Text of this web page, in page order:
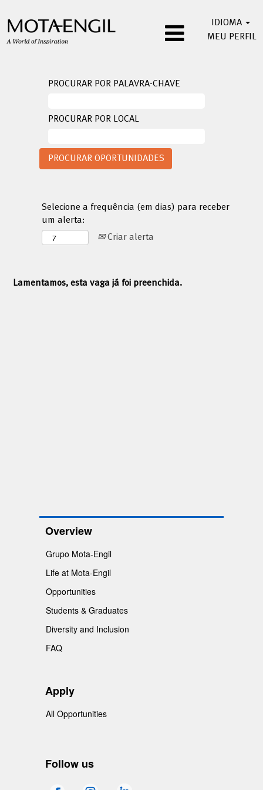
IDIOMA
MEU PERFIL
PROCURAR POR PALAVRA-CHAVE
PROCURAR POR LOCAL
Selecione a frequência (em dias) para receber
um alerta:
Criar alerta
Lamentamos, esta vaga já foi preenchida.
Overview
Grupo Mota-Engil
Life at Mota-Engil
Opportunities
Students & Graduates
Diversity and Inclusion
FAQ
Apply
All Opportunities
Follow us